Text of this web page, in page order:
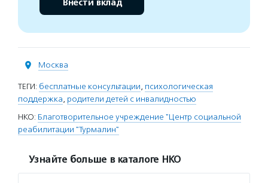
Внести вклад
Москва
ТЕГИ: бесплатные консультации, психологическая
поддержка, родители детей с инвалидностью
НКО: Благотворительное учреждение "Центр социальной
реабилитации "Турмалин"
Узнайте больше в каталоге НКО